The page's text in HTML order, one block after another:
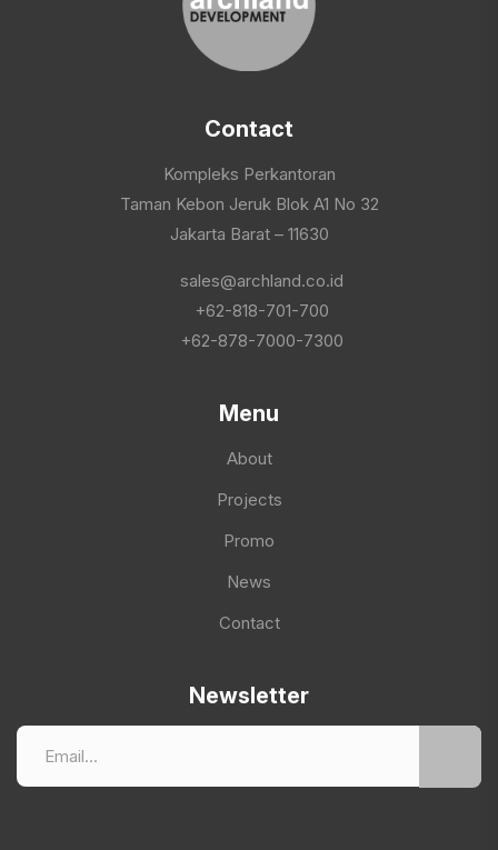
Contact
Kompleks Perkantoran
Taman Kebon Jeruk Blok A1 No 32
Jakarta Barat – 11630
sales@archland.co.id
+62-818-701-700
+62-878-7000-7300
Menu
About
Projects
Promo
News
Contact
Newsletter